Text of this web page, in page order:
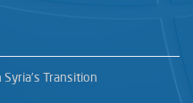
Transition